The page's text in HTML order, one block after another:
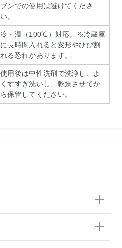
ブンでの使用は避けてくださ
い。
冷・温（100℃）対応。※冷蔵庫
に長時間入れると変形やひび割
れる恐れがあります。
使用後は中性洗剤で洗浄し、よ
くすすぎ洗いし、乾燥させてか
ら保管してください。